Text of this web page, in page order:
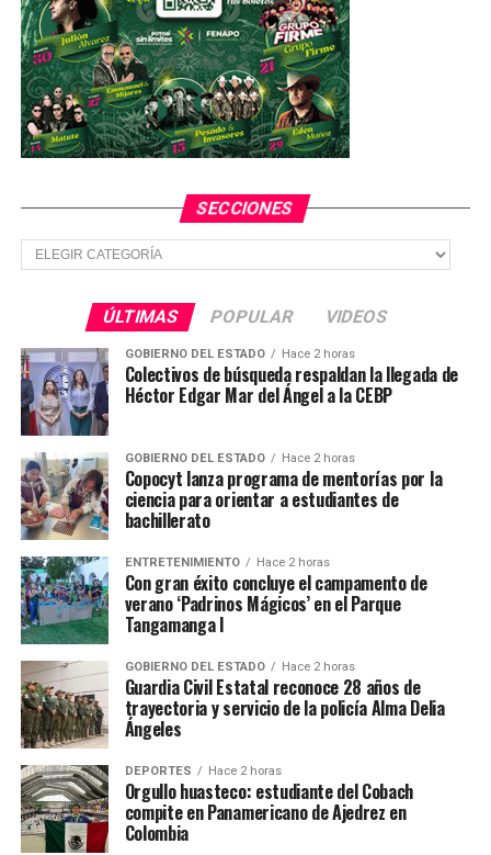
SECCIONES
Secciones
ÚLTIMAS POPULAR VIDEOS
GOBIERNO DEL ESTADO Hace 2 horas
Colectivos de búsqueda respaldan la llegada de
Héctor Edgar Mar del Ángel a la CEBP
GOBIERNO DEL ESTADO Hace 2 horas
Copocyt lanza programa de mentorías por la
ciencia para orientar a estudiantes de
bachillerato
ENTRETENIMIENTO Hace 2 horas
Con gran éxito concluye el campamento de
verano ‘Padrinos Mágicos’ en el Parque
Tangamanga I
GOBIERNO DEL ESTADO Hace 2 horas
Guardia Civil Estatal reconoce 28 años de
trayectoria y servicio de la policía Alma Delia
Ángeles
DEPORTES Hace 2 horas
Orgullo huasteco: estudiante del Cobach
compite en Panamericano de Ajedrez en
Colombia